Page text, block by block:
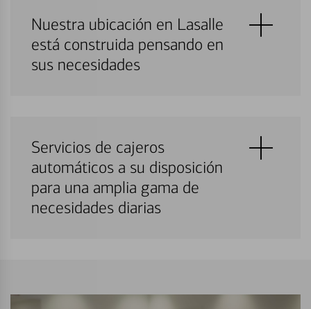
Nuestra ubicación en Lasalle
está construida pensando en
sus necesidades
Servicios de cajeros
automáticos a su disposición
para una amplia gama de
necesidades diarias